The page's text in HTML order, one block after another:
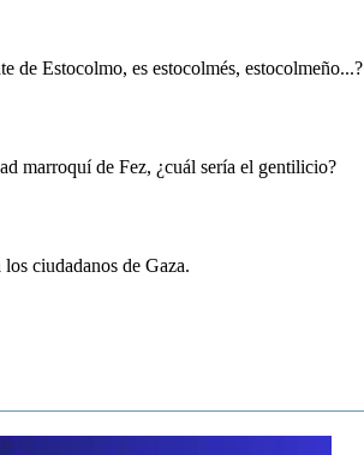
de Estocolmo, es estocolmés, estocolmeño...?
marroquí de Fez, ¿cuál sería el gentilicio?
ciudadanos de Gaza.